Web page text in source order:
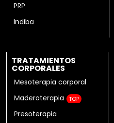
PRP
Indiba
TRATAMIENTOS
CORPORALES
Mesoterapia corporal
Maderoterapia
TOP
Presoterapia